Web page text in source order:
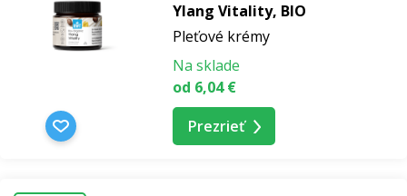
Ylang Vitality, BIO
Pleťové krémy
Na sklade
od 6,04 €
Prezrieť